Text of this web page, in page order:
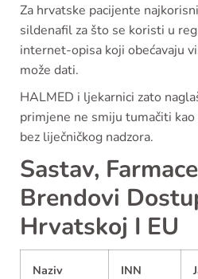
Za hrvatske pacijente
sildenafil za što se koristi u
internet-opisa koji obećavaju
može dati.
HALMED i ljekarnici zato
primjene ne smiju tumačiti
bez liječničkog nadzora.
Sastav,
Brendovi
Hrvatskoj I EU
Naziv INN